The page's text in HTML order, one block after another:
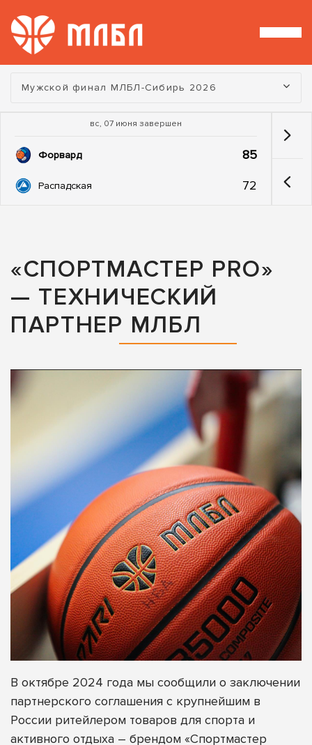
Турнир:
Мужской финал МЛБЛ-Сибирь 2026
вс, 07 июня завершен
Форвард 85
Распадская 72
«СПОРТМАСТЕР PRO»
— ТЕХНИЧЕСКИЙ
ПАРТНЕР МЛБЛ
В октябре 2024 года мы сообщили о заключении
партнерского соглашения с крупнейшим в
России ритейлером товаров для спорта и
активного отдыха – брендом «Спортмастер